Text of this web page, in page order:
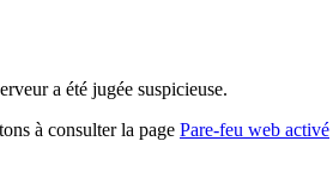
a été jugée suspicieuse.
à consulter la page Pare-feu web activé